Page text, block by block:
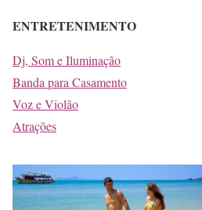
ENTRETENIMENTO
Dj, Som e Iluminação
Banda para Casamento
Voz e Violão
Atrações